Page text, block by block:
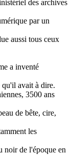
des archives
par un
aussi tous ceux
a inventé
qu'il avait à dire.
3500 ans
de bête, cire,
les
noir de l'époque en